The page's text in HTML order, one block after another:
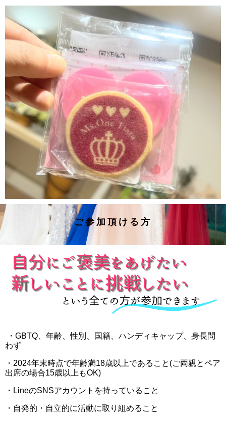
ご参加頂ける方
・GBTQ、年齢、性別、国籍、ハンディキャップ、身長問
わず
・2024年末時点で年齢満18歳以上であること(ご両親とペア
出席の場合15歳以上もOK)
・LineのSNSアカウントを持っていること
・自発的・自立的に活動に取り組めること